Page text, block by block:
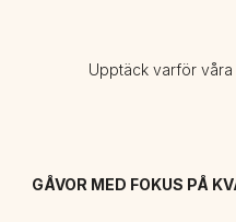
Upptäck varför
GÅVOR MED FOKUS PÅ